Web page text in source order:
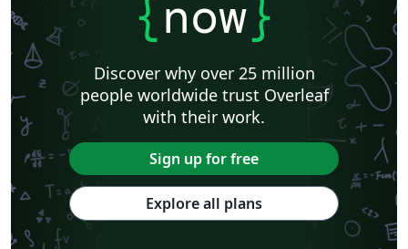
{now}
Discover why over 25 million
people worldwide trust Overleaf
with their work.
Sign up for free
Explore all plans